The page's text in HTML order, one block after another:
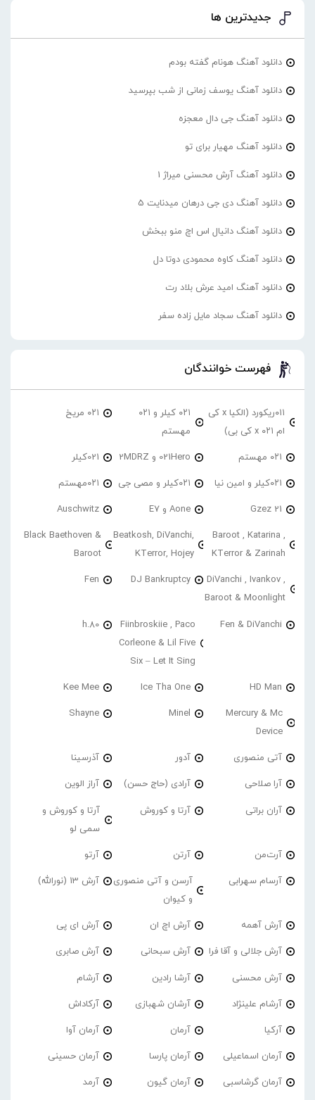
جدیدترین ها
دانلود آهنگ هونام گفته بودم
دانلود آهنگ یوسف زمانی از شب بپرسید
دانلود آهنگ جی دال معجزه
دانلود آهنگ مهیار برای تو
دانلود آهنگ آرش محسنی میراژ 1
دانلود آهنگ دی جی درهان میدنایت 5
دانلود آهنگ دانیال اس اچ منو ببخش
دانلود آهنگ کاوه محمودی دوتا دل
دانلود آهنگ امید عرش بلاد رت
دانلود آهنگ سجاد مایل زاده سفر
فهرست خوانندگان
۰۱۱ریکورد (الکیا x کی
ام ۰۲۱ x کی بی)
۰۲۱ کیلر و ۰۲۱
مهستم
۰۲۱ مریخ
۰۲۱ مهستم 021Hero و 2MDRZ 021کیلر
۰۲۱کیلر و امین نیا ۰۲۱کیلر و مصی جی ۰۲۱مهستم
21 Gzez Aone و E7 Auschwitz
Baroot , Katarina ,
KTerror & Zarinah
Beatkosh, DiVanchi,
KTerror, Hojey
Black Baethoven &
Baroot
DiVanchi , Ivankov ,
Baroot & Moonlight
DJ Bankruptcy
Fen
Fen & DiVanchi
Fiinbroskiie , Paco
Corleone & Lil Five
Six – Let It Sing
h.80
HD Man
Ice Tha One
Kee Mee
Mercury & Mc
Device
Minel
Shayne
آتی منصوری آدور آذرسینا
آرا صلاحی آرادی (حاج حسن) آراز الوین
آران براتی آرتا و کوروش
آرتا و کوروش و
سمی لو
آرت‌من آرتن آرتو
آرسام سهرابی
آرسن و آتی منصوری
و کیوان
آرش 13 (نورالله)
آرش آهمه آرش اچ ان آرش ای پی
آرش جلالی و آقا فرا آرش سبحانی آرش صابری
آرش محسنی آرشا رادین آرشام
آرشام علینژاد آرشان شهبازی آرکاداش
آرکیا آرمان آرمان آوا
آرمان اسماعیلی آرمان پارسا آرمان حسینی
آرمان گرشاسبی آرمان گیون آرمد